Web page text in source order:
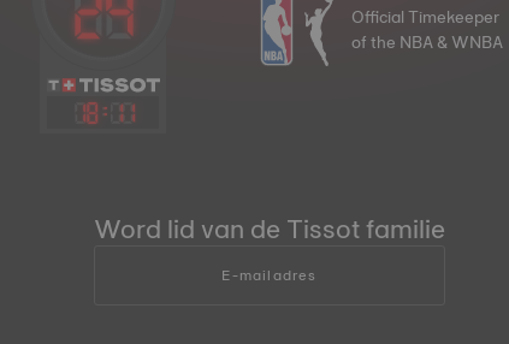
18: 11
Official Timekeeper
of the NBA & WNBA
Word lid van de Tissot familie
E-mailadres